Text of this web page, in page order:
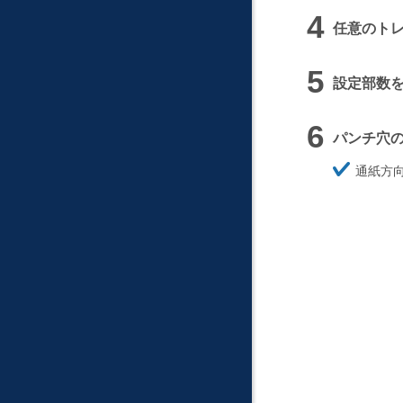
任意のト
設定部数
パンチ穴
ほ
そ
通紙方